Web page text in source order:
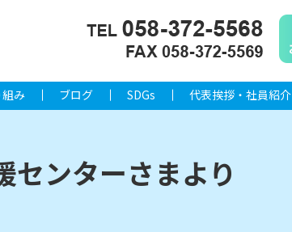
み ブログ SDGs 代表挨拶・社員紹介
センターさまより